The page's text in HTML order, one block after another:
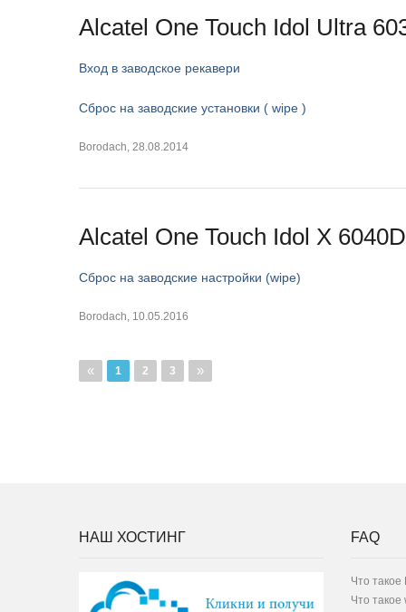
Alcatel One Touch Idol Ultra
Вход в заводское рекавери
Сброс на заводские установки ( wipe )
Borodach, 28.08.2014
Alcatel One Touch Idol X 6040D
Сброс на заводские настройки (wipe)
Borodach, 10.05.2016
« 1 2 3 »
НАШ ХОСТИНГ FAQ
Что такое
Что такое